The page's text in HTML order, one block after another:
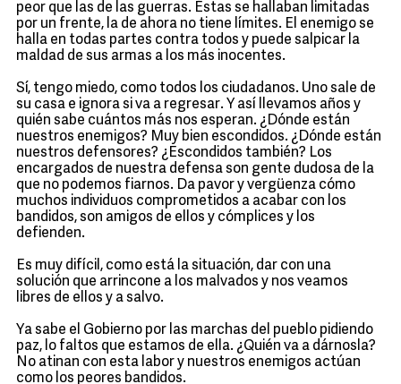
peor que las de las guerras. Éstas se hallaban limitadas
por un frente, la de ahora no tiene límites. El enemigo se
halla en todas partes contra todos y puede salpicar la
maldad de sus armas a los más inocentes.
Sí, tengo miedo, como todos los ciudadanos. Uno sale de
su casa e ignora si va a regresar. Y así llevamos años y
quién sabe cuántos más nos esperan. ¿Dónde están
nuestros enemigos? Muy bien escondidos. ¿Dónde están
nuestros defensores? ¿Escondidos también? Los
encargados de nuestra defensa son gente dudosa de la
que no podemos fiarnos. Da pavor y vergüenza cómo
muchos individuos comprometidos a acabar con los
bandidos, son amigos de ellos y cómplices y los
defienden.
Es muy difícil, como está la situación, dar con una
solución que arrincone a los malvados y nos veamos
libres de ellos y a salvo.
Ya sabe el Gobierno por las marchas del pueblo pidiendo
paz, lo faltos que estamos de ella. ¿Quién va a dárnosla?
No atinan con esta labor y nuestros enemigos actúan
como los peores bandidos.